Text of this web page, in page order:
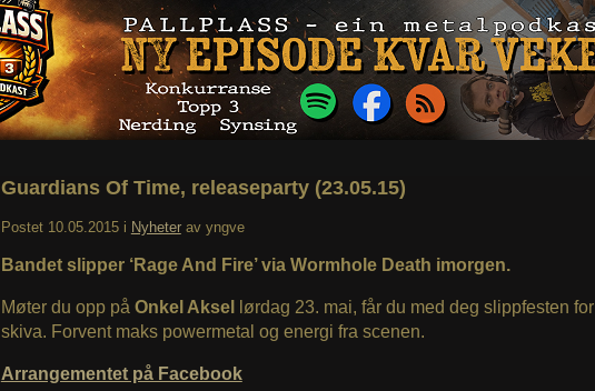
Guardians Of Time, releaseparty (23.05.15)
Postet 10.05.2015 i Nyheter av yngve
Bandet slipper ‘Rage And Fire’ via Wormhole Death imorgen.
Møter du opp på Onkel Aksel
lørdag 23. mai, får du med deg slippfesten for
skiva. Forvent maks powermetal og energi fra scenen.
Arrangementet på Facebook